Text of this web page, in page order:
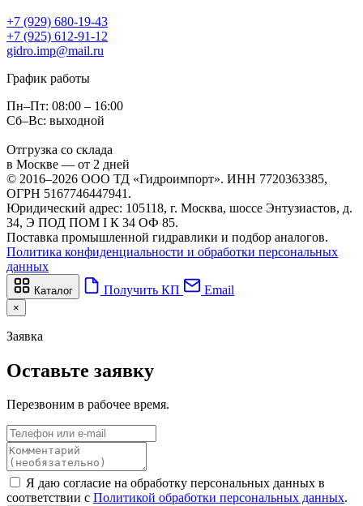
+7 (929) 680-19-43
+7 (925) 612-91-12
gidro.imp@mail.ru
График работы
Пн–Пт: 08:00 – 16:00
Сб–Вс: выходной
Отгрузка со склада
в Москве — от 2 дней
© 2016–2026 ООО ТД «Гидроимпорт». ИНН 7720363385,
ОГРН 5167746447941.
Юридический адрес: 105118, г. Москва, шоссе Энтузиастов, д.
34, Э ПОД ПОМ I К 34 ОФ 85.
Поставка промышленной гидравлики и подбор аналогов.
Политика конфиденциальности и обработки персональных
данных
Каталог Получить КП Email
×
Заявка
Оставьте заявку
Перезвоним в рабочее время.
Я даю согласие на обработку персональных данных в
соответствии с Политикой обработки персональных данных.